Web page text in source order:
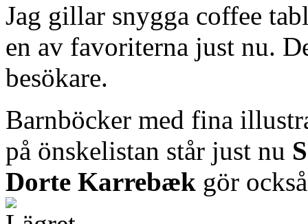
Jag gillar snygga coffee
en av favoriterna just nu.
besökare.
Barnböcker med fina
på önskelistan står just nu
Dorte Karrebæk gör